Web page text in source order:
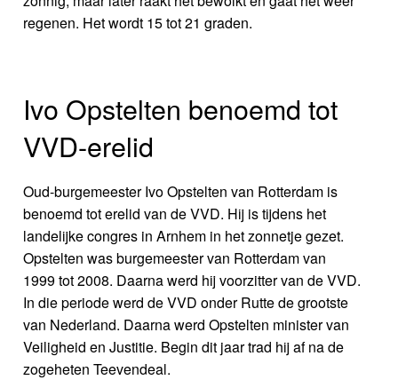
regenen. Het wordt 15 tot 21 graden.
Ivo Opstelten benoemd tot
VVD-erelid
Oud-burgemeester Ivo Opstelten van Rotterdam is
benoemd tot erelid van de VVD. Hij is tijdens het
landelijke congres in Arnhem in het zonnetje gezet.
Opstelten was burgemeester van Rotterdam van
1999 tot 2008. Daarna werd hij voorzitter van de VVD.
In die periode werd de VVD onder Rutte de grootste
van Nederland. Daarna werd Opstelten minister van
Veiligheid en Justitie. Begin dit jaar trad hij af na de
zogeheten Teevendeal.